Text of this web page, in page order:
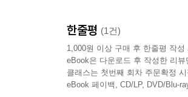
한줄평 (1건)
1,000원 이상 구매 후 한줄평 작성
eBook은 다운로드 후 작성한 리
클래스는 첫번째 회차 주문확정
eBook 페이백, CD/LP, DVD/Blu-